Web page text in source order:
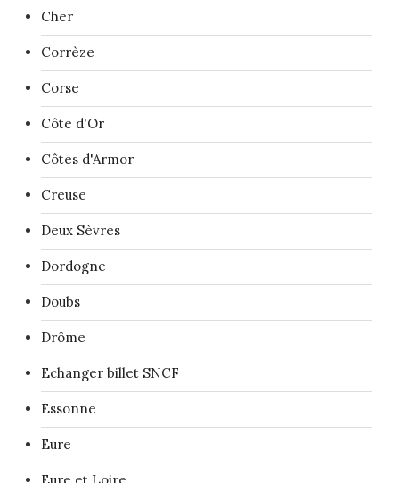
Cher
Corrèze
Corse
Côte d'Or
Côtes d'Armor
Creuse
Deux Sèvres
Dordogne
Doubs
Drôme
Echanger billet SNCF
Essonne
Eure